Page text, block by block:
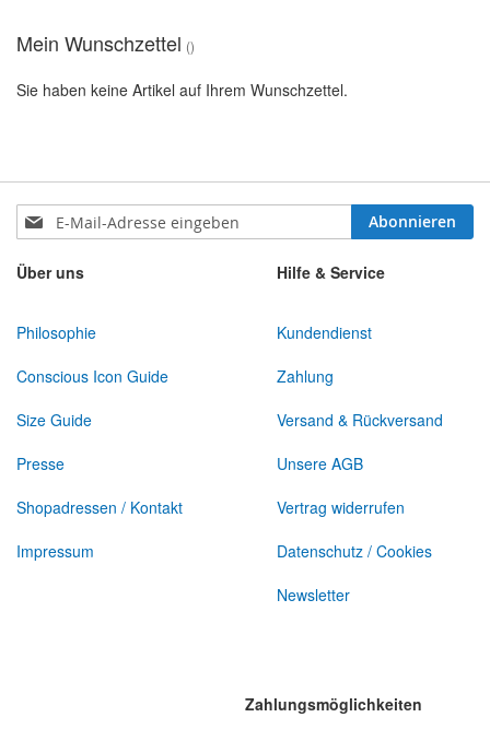
Mein Wunschzettel
Sie haben keine Artikel auf Ihrem Wunschzettel.
Anmeldung
zum
Newsletter:
Abonnieren
Über uns
Philosophie
Conscious Icon Guide
Size Guide
Presse
Shopadressen / Kontakt
Impressum
Hilfe & Service
Kundendienst
Zahlung
Versand & Rückversand
Unsere AGB
Vertrag widerrufen
Datenschutz / Cookies
Newsletter
Zahlungsmöglichkeiten